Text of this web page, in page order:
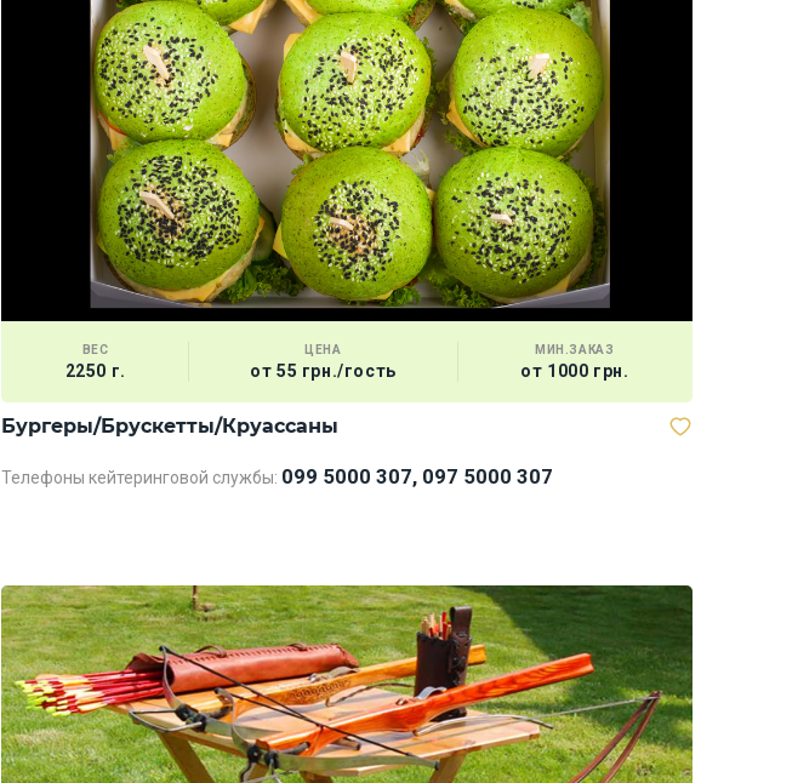
ВЕС
2250 г.
ЦЕНА
от 55 грн./гость
МИН.ЗАКАЗ
от 1000 грн.
Бургеры/Брускетты/Круассаны
Телефоны кейтеринговой службы: 099 5000 307, 097 5000 307